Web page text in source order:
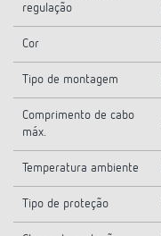
regulação
Cor
Tipo de montagem
Comprimento de cabo
máx.
Temperatura ambiente
Tipo de proteção